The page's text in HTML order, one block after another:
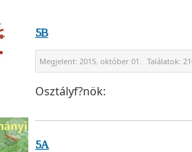
5B
Megjelent: 2015. október 01. Találatok:
Osztályf?nök:
5A